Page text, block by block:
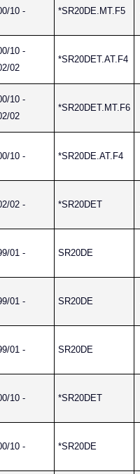
10 - *SR20DE.MT.F5
10 -
02
*SR20DET.AT.F4
10 -
02
*SR20DET.MT.F6
10 - *SR20DE.AT.F4
02 - *SR20DET
01 - SR20DE
01 - SR20DE
01 - SR20DE
10 - *SR20DET
10 - *SR20DE